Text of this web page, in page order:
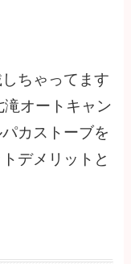
ちゃってます
オートキャン
カストーブを
デメリットと